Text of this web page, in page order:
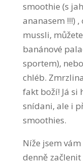
smoothie (s
ananasem !!!)
mussli,
banánové
sportem),
chléb.
fakt boží! Já si
snídani, ale i
smoothies.
Níže jsem
denně